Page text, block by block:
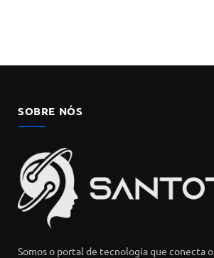
SOBRE NÓS
Somos o portal de tecnologia que conecta